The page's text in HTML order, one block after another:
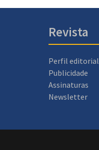
Revista
Perfil editorial
Publicidade
Assinaturas
Newsletter